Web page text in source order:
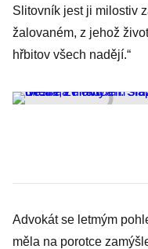
Slitovník jest ji milostiv
žalovaném, z jehož
hřbitov všech nadějí.“
Advokát se letmým
měla na porotce